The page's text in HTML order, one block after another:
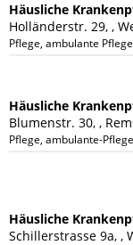
Häusliche
Holländerstr. 29, ,
Pflege, ambulante
Häusliche
Blumenstr. 30, ,
Pflege, ambulante-
Häusliche
Schillerstrasse 9a, ,